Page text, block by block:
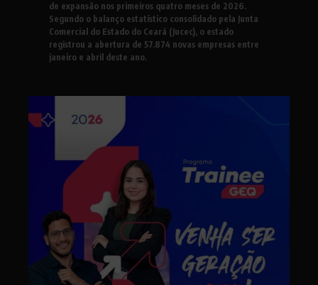
de expansão nos primeiros quatro meses de 2026.
Segundo o balanço estatístico consolidado pela Junta
Comercial do Estado do Ceará (Jucec), o estado
registrou a abertura de 57.874 novas empresas entre
janeiro e abril deste ano.